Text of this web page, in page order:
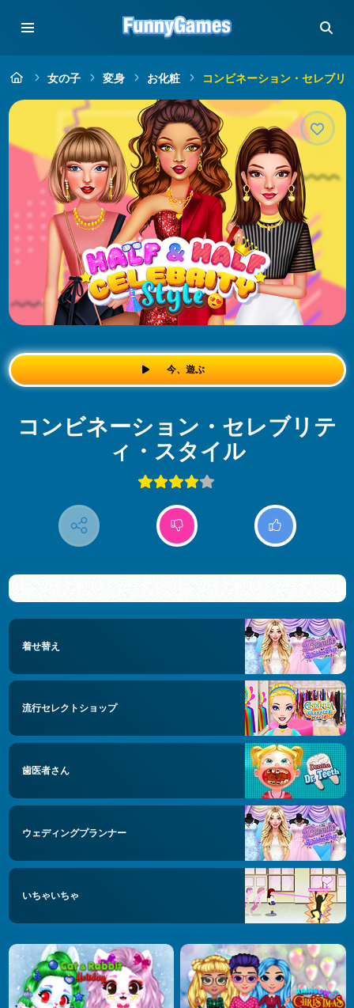
女の子 変身 お化粧 コンビネーション・セレブリ
今、遊ぶ
コンビネーション・セレブリテ
ィ・スタイル
着せ替え
流行セレクトショップ
歯医者さん
ウェディングプランナー
いちゃいちゃ